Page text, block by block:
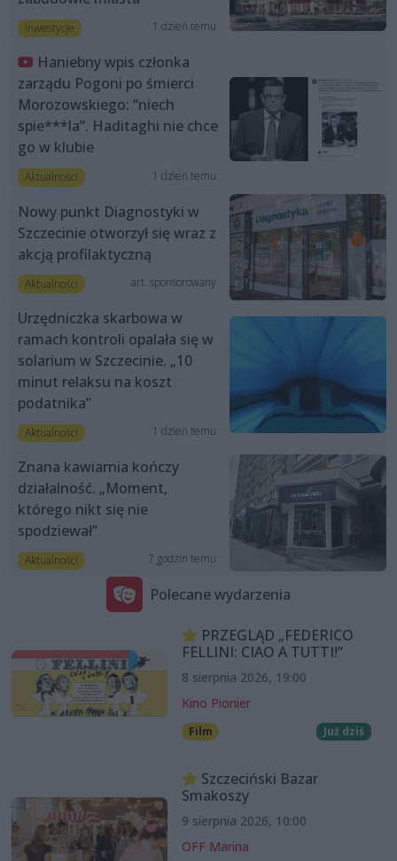
Inwestycje 1 dzień temu
Haniebny wpis członka
zarządu Pogoni po śmierci
Morozowskiego: “niech
spie***la”. Haditaghi nie chce
go w klubie
Aktualności 1 dzień temu
Nowy punkt Diagnostyki w
Szczecinie otworzył się wraz z
akcją profilaktyczną
Aktualności art. sponsorowany
Urzędniczka skarbowa w
ramach kontroli opalała się w
solarium w Szczecinie. „10
minut relaksu na koszt
podatnika”
Aktualności 1 dzień temu
Znana kawiarnia kończy
działalność. „Moment,
którego nikt się nie
spodziewał”
Aktualności 7 godzin temu
Polecane wydarzenia
PRZEGLĄD „FEDERICO
FELLINI: CIAO A TUTTI!”
8 sierpnia 2026, 19:00
Kino Pionier
Film Już dziś
Szczeciński Bazar
Smakoszy
9 sierpnia 2026, 10:00
OFF Marina